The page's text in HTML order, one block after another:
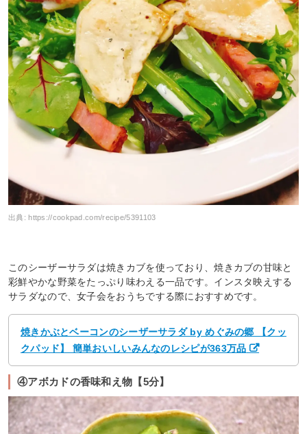
出典: https://cookpad.com/recipe/5391103
このシーザーサラダは焼きカブを使っており、焼きカブの甘味と
彩鮮やかな野菜をたっぷり味わえる一品です。インスタ映えする
サラダなので、女子会をおうちでする際におすすめです。
焼きかぶとベーコンのシーザーサラダ by めぐみの郷 【クッ
クパッド】 簡単おいしいみんなのレシピが363万品
④アボカドの香味和え物【5分】